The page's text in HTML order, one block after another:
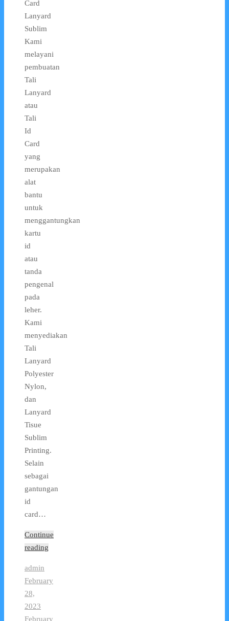
Card
Lanyard
Sublim
Kami
melayani
pembuatan
Tali
Lanyard
atau
Tali
Id
Card
yang
merupakan
alat
bantu
untuk
menggantungkan
kartu
id
atau
tanda
pengenal
pada
leher.
Kami
menyediakan
Tali
Lanyard
Polyester
Nylon,
dan
Lanyard
Tisue
Sublim
Printing.
Selain
sebagai
gantungan
id
card…
Continue
reading
admin
February
28,
2023
February